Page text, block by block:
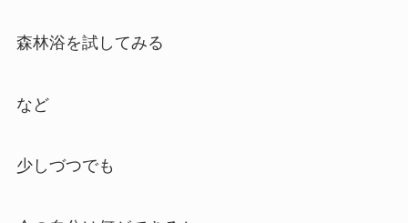
森林浴を試してみる
など
少しづつでも